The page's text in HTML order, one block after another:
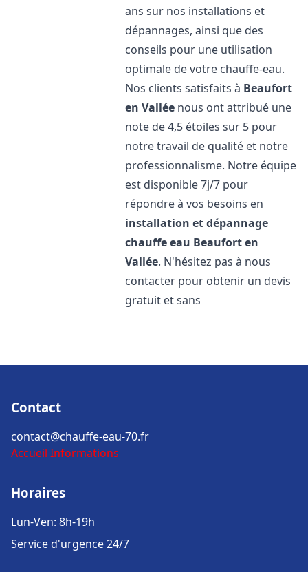
ans sur nos installations et
dépannages, ainsi que des
conseils pour une utilisation
optimale de votre chauffe-eau.
Nos clients satisfaits à Beaufort
en Vallée nous ont attribué une
note de 4,5 étoiles sur 5 pour
notre travail de qualité et notre
professionnalisme. Notre équipe
est disponible 7j/7 pour
répondre à vos besoins en
installation et dépannage
chauffe eau Beaufort en
Vallée. N'hésitez pas à nous
contacter pour obtenir un devis
gratuit et sans
Contact
contact@chauffe-eau-70.fr
Accueil Informations
Horaires
Lun-Ven: 8h-19h
Service d'urgence 24/7